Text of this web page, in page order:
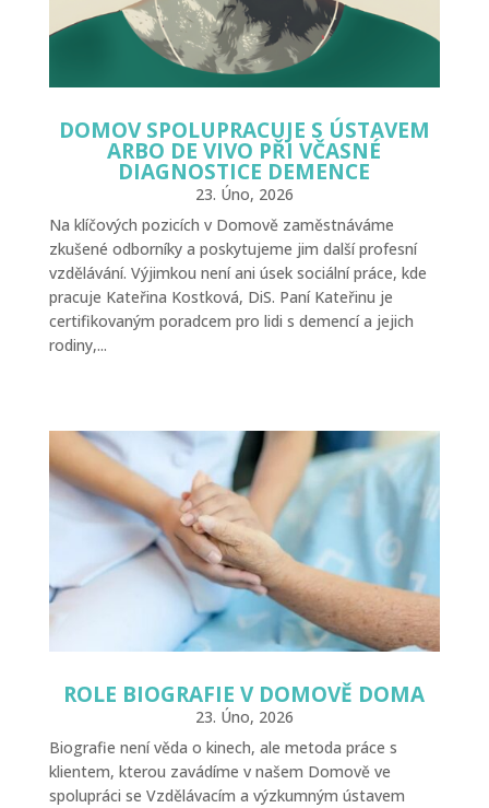
DOMOV SPOLUPRACUJE S ÚSTAVEM
ARBO DE VIVO PŘI VČASNÉ
DIAGNOSTICE DEMENCE
23. Úno, 2026
Na klíčových pozicích v Domově zaměstnáváme
zkušené odborníky a poskytujeme jim další profesní
vzdělávání. Výjimkou není ani úsek sociální práce, kde
pracuje Kateřina Kostková, DiS. Paní Kateřinu je
certifikovaným poradcem pro lidi s demencí a jejich
rodiny,...
ROLE BIOGRAFIE V DOMOVĚ DOMA
23. Úno, 2026
Biografie není věda o kinech, ale metoda práce s
klientem, kterou zavádíme v našem Domově ve
spolupráci se Vzdělávacím a výzkumným ústavem